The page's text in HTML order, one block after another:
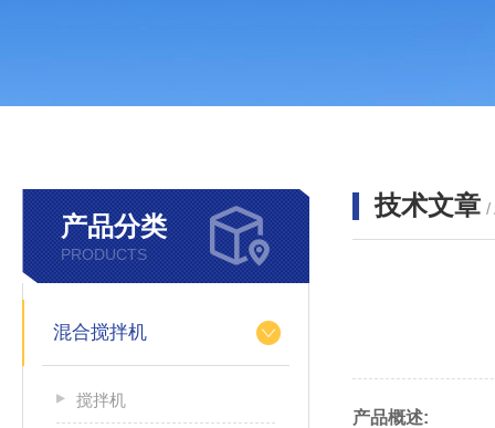
产品分类
PRODUCTS
混合搅拌机
搅拌机
技术文章 /
产品概述: